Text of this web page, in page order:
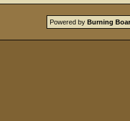
Powered by Burning